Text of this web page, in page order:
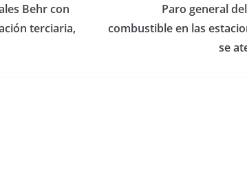
Behr con
terciaria,
Paro general
combustible en las
se